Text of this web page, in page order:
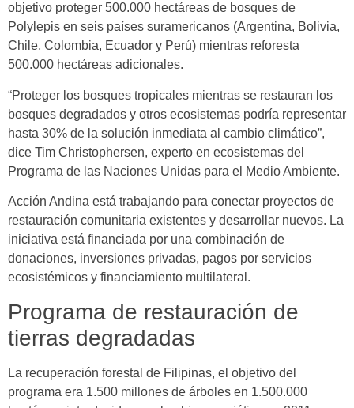
objetivo proteger 500.000 hectáreas de bosques de
Polylepis en seis países suramericanos (Argentina, Bolivia,
Chile, Colombia, Ecuador y Perú) mientras reforesta
500.000 hectáreas adicionales.
“Proteger los bosques tropicales mientras se restauran los
bosques degradados y otros ecosistemas podría representar
hasta 30% de la solución inmediata al cambio climático”,
dice Tim Christophersen, experto en ecosistemas del
Programa de las Naciones Unidas para el Medio Ambiente.
Acción Andina está trabajando para conectar proyectos de
restauración comunitaria existentes y desarrollar nuevos. La
iniciativa está financiada por una combinación de
donaciones, inversiones privadas, pagos por servicios
ecosistémicos y financiamiento multilateral.
Programa de restauración de
tierras degradadas
La recuperación forestal de Filipinas, el objetivo del
programa era 1.500 millones de árboles en 1.500.000